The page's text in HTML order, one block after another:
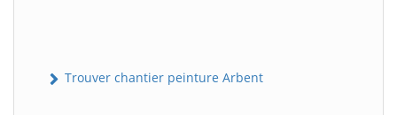
Trouver chantier peinture Arbent